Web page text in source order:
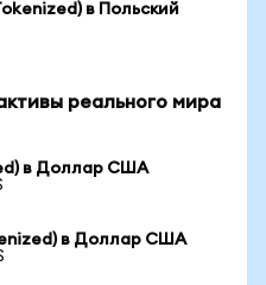
в Польский
реального мира
в Доллар США
в Доллар США